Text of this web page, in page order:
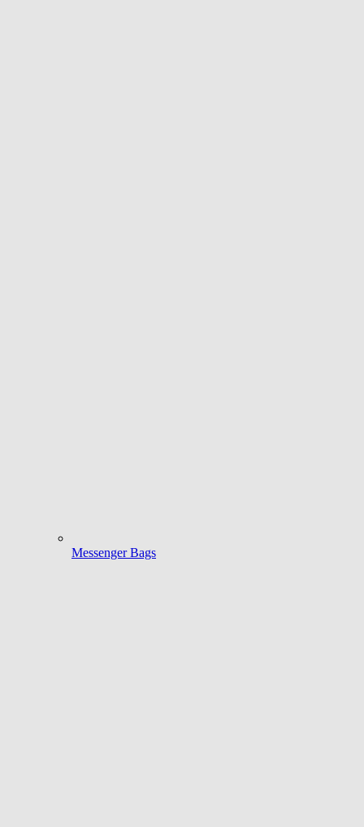
Messenger Bags